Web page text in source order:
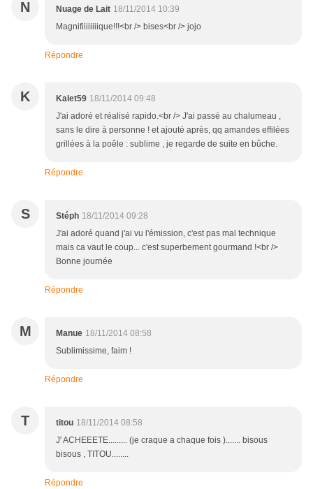
N Nuage de Lait 18/11/2014 10:39
Magnifiiiiiiiique!!!<br /> bises<br /> jojo
Répondre
K Kalet59 18/11/2014 09:48
J'ai adoré et réalisé rapido.<br /> J'ai passé au chalumeau ,
sans le dire à personne ! et ajouté après, qq amandes effilées
grillées à la poêle : sublime , je regarde de suite en bûche.
Répondre
S Stéph 18/11/2014 09:28
J'ai adoré quand j'ai vu l'émission, c'est pas mal technique
mais ca vaut le coup... c'est superbement gourmand !<br />
Bonne journée
Répondre
M Manue 18/11/2014 08:58
Sublimissime, faim !
Répondre
T titou 18/11/2014 08:58
J' ACHEEETE......... (je craque a chaque fois )....... bisous
bisous , TITOU........
Répondre